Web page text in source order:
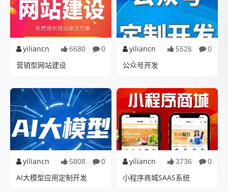
yiliancn 6680 0
营销型网站建设
网站建设、品牌网站建设、电
子商务网站建设、门户网站...
yiliancn 5526 0
公众号开发
yiliancn 5808 0
AI大模型应用定制开发
yiliancn 3736 0
小程序商城SAAS系统